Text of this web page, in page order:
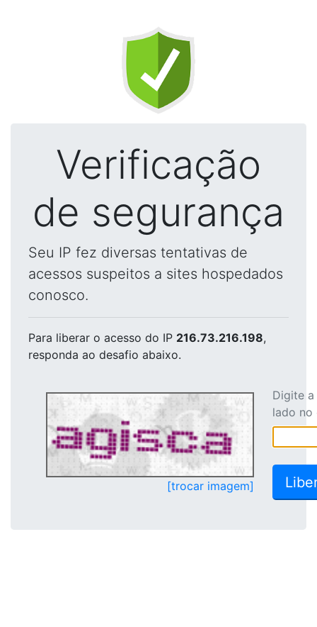
Verificação
de segurança
Seu IP fez diversas tentativas de
acessos suspeitos a sites hospedados
conosco.
Para liberar o acesso do IP 216.73.216.198,
responda ao desafio abaixo.
[trocar imagem]
Digite
lado no